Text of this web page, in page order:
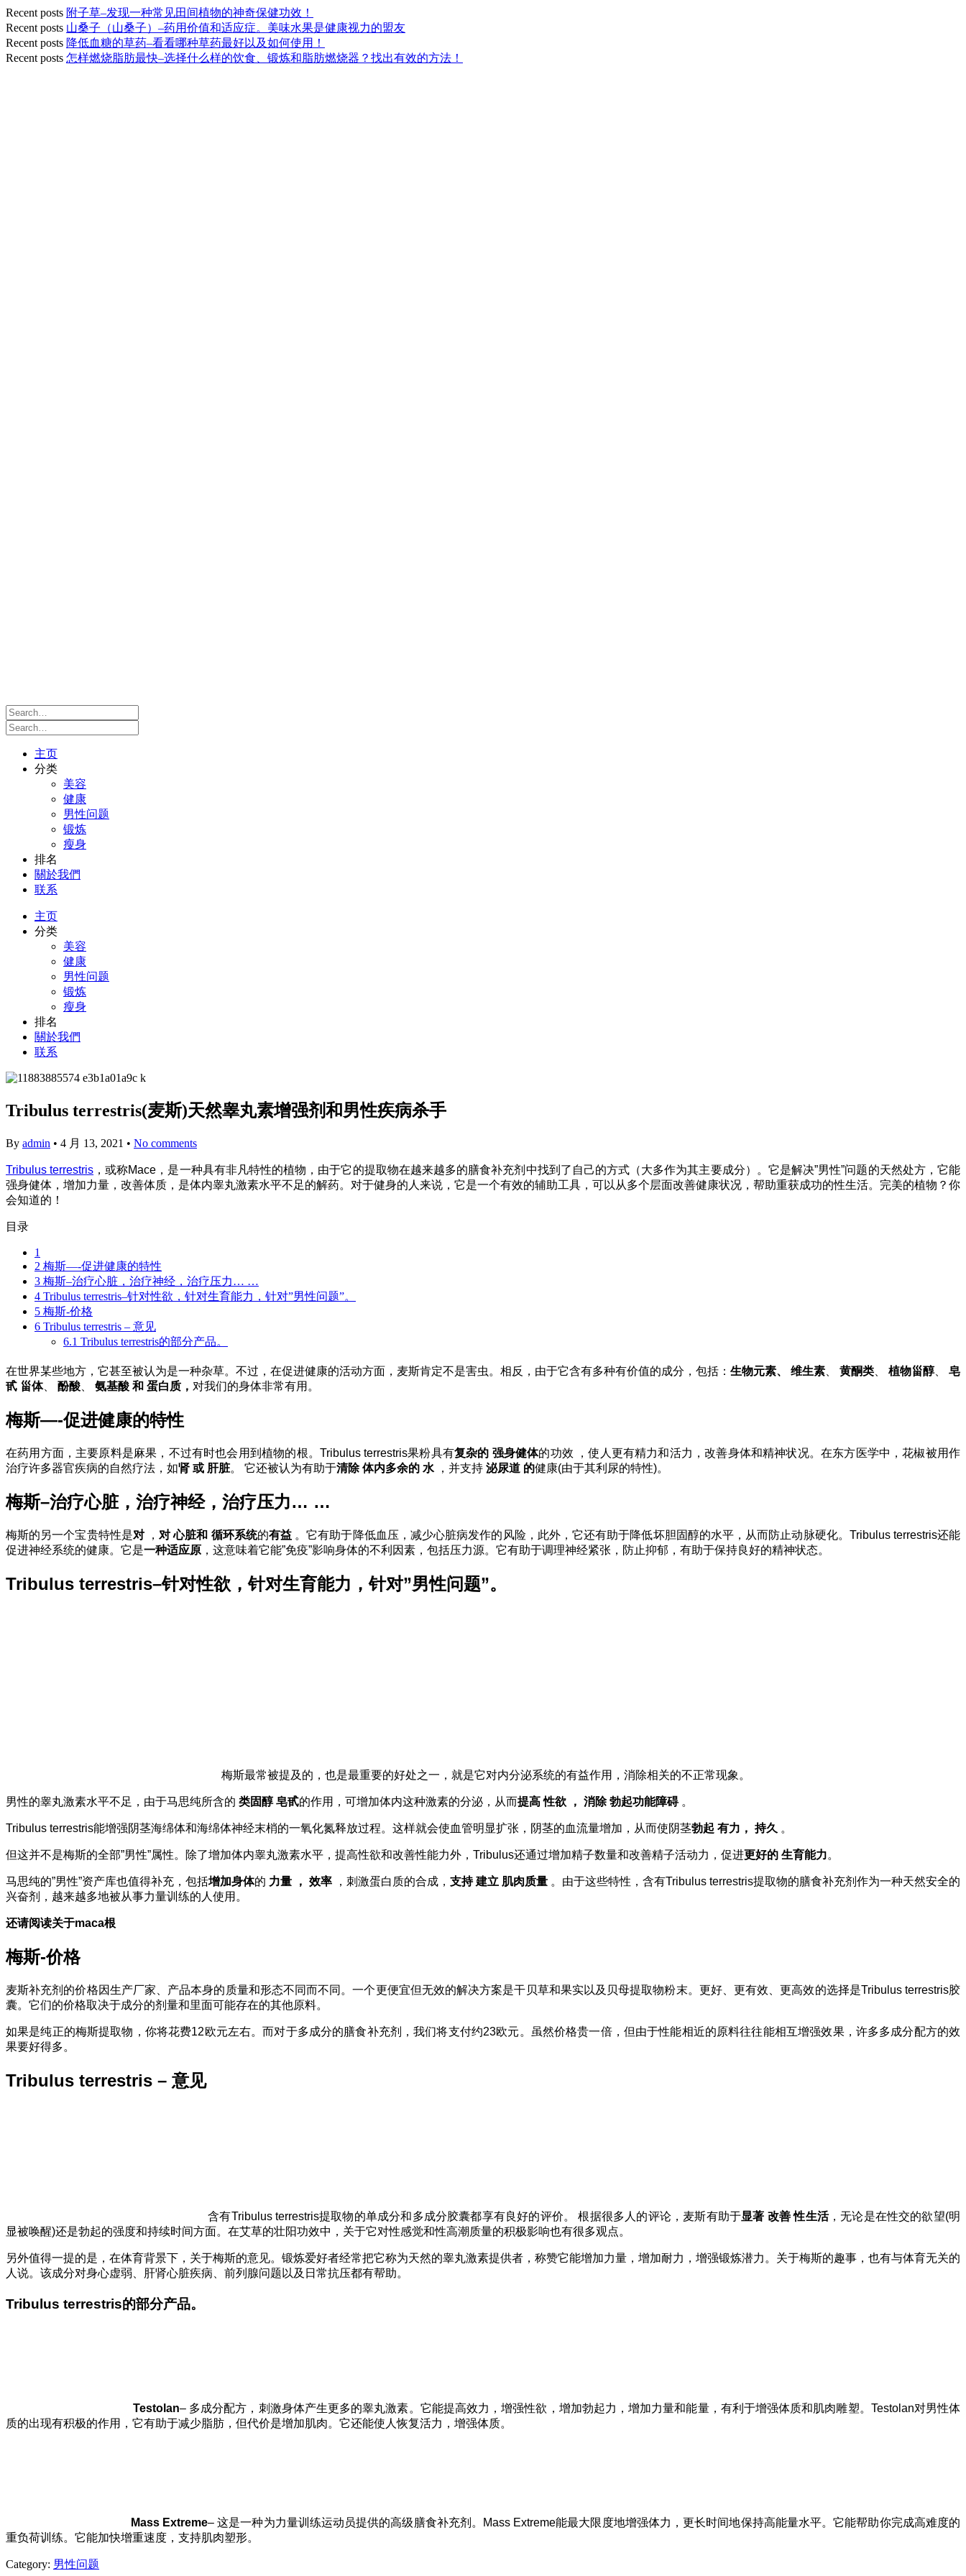
Recent posts 附子草–发现一种常见田间植物的神奇保健功效！
Recent posts 山桑子（山桑子）–药用价值和适应症。美味水果是健康视力的盟友
Recent posts 降低血糖的草药–看看哪种草药最好以及如何使用！
Recent posts 怎样燃烧脂肪最快–选择什么样的饮食、锻炼和脂肪燃烧器？找出有效的方法！
主页
分类
美容
健康
男性问题
锻炼
瘦身
排名
關於我們
联系
主页
分类
美容
健康
男性问题
锻炼
瘦身
排名
關於我們
联系
Tribulus terrestris(麦斯)天然睾丸素增强剂和男性疾病杀手
By admin • 4 月 13, 2021 • No comments
Tribulus terrestris ，或称Mace，是一种具有非凡特性的植物，由于它的提取物在越来越多的膳食补充剂中找到了自己的方式（大多作为其主要成分）。它是解决”男性”问题的天然处方，它能
强身健体，增加力量，改善体质，是体内睾丸激素水平不足的解药。对于健身的人来说，它是一个有效的辅助工具，可以从多个层面改善健康状况，帮助重获成功的性生活。完美的植物？你
会知道的！
目录
1
2 梅斯—-促进健康的特性
3 梅斯–治疗心脏，治疗神经，治疗压力… …
4 Tribulus terrestris–针对性欲，针对生育能力，针对”男性问题”。
5 梅斯-价格
6 Tribulus terrestris – 意见
6.1 Tribulus terrestris的部分产品。
在世界某些地方，它甚至被认为是一种杂草。不过，在促进健康的活动方面，麦斯肯定不是害虫。相反，由于它含有多种有价值的成分，包括： 生物元素、 维生素 黄酮类 植物甾醇、
皂
甙 甾体、 酚酸 氨基酸 和 蛋白质， 对我们的身体非常有用。
梅斯—-促进健康的特性
在药用方面，主要原料是麻果，不过有时也会用到植物的根。Tribulus terrestris果粉具有复杂的 强身健体的功效
，使人更有精力和活力，改善身体和精神状况。在东方医学中，花椒被用作
治疗许多器官疾病的自然疗法，如肾 或 肝脏。 它还被认为有助于清除 体内多余的 水 ，并支持 泌尿道 的健康(由于其利尿的特性)。
梅斯–治疗心脏，治疗神经，治疗压力… …
梅斯的另一个宝贵特性是对 ， 对 心脏和 循环系统的有益 。它有助于降低血压，减少心脏病发作的风险，此外，它还有助于降低坏胆固醇的水平，从而防止动脉硬化。Tribulus terrestris还能
促进神经系统的健康。它是一种适应原 ，这意味着它能”免疫”影响身体的不利因素，包括压力源。它有助于调理神经紧张，防止抑郁，有助于保持良好的精神状态。
Tribulus terrestris–针对性欲，针对生育能力，针对”男性问题”。
梅斯最常被提及的，也是最重要的好处之一，就是它对内分泌系统的有益作用，消除相关的不正常现象。
男性的睾丸激素水平不足，由于马思纯所含的 类固醇 皂甙的作用，可增加体内这种激素的分泌，从而提高 性欲 ， 消除 勃起功能障碍 。
Tribulus terrestris能增强阴茎海绵体和海绵体神经末梢的一氧化氮释放过程。这样就会使血管明显扩张，阴茎的血流量增加，从而使阴茎勃起 有力， 持久 。
但这并不是梅斯的全部”男性”属性。除了增加体内睾丸激素水平，提高性欲和改善性能力外，Tribulus还通过增加精子数量和改善精子活动力，促进更好的 生育能力。
马思纯的”男性”资产库也值得补充，包括增加身体的 力量 ， 效率 ，刺激蛋白质的合成， 支持 建立 肌肉质量 。由于这些特性，含有Tribulus terrestris提取物的膳食补充剂作为一种天然安全的
兴奋剂，越来越多地被从事力量训练的人使用。
还请阅读关于maca根
梅斯-价格
麦斯补充剂的价格因生产厂家、产品本身的质量和形态不同而不同。一个更便宜但无效的解决方案是干贝草和果实以及贝母提取物粉末。更好、更有效、更高效的选择是Tribulus terrestris胶
囊。它们的价格取决于成分的剂量和里面可能存在的其他原料。
如果是纯正的梅斯提取物，你将花费12欧元左右。而对于多成分的膳食补充剂，我们将支付约23欧元。虽然价格贵一倍，但由于性能相近的原料往往能相互增强效果，许多多成分配方的效
果要好得多。
Tribulus terrestris – 意见
含有Tribulus terrestris提取物的单成分和多成分胶囊都享有良好的评价。 根据很多人的评论，麦斯有助于显著 改善 性生活，无论是在性交的欲望(明
显被唤醒)还是勃起的强度和持续时间方面。在艾草的壮阳功效中，关于它对性感觉和性高潮质量的积极影响也有很多观点。
另外值得一提的是，在体育背景下，关于梅斯的意见。锻炼爱好者经常把它称为天然的睾丸激素提供者，称赞它能增加力量，增加耐力，增强锻炼潜力。关于梅斯的趣事，也有与体育无关的
人说。该成分对身心虚弱、肝肾心脏疾病、前列腺问题以及日常抗压都有帮助。
Tribulus terrestris的部分产品。
Testolan– 多成分配方，刺激身体产生更多的睾丸激素。它能提高效力，增强性欲，增加勃起力，增加力量和能量，有利于增强体质和肌肉雕塑。Testolan对男性体
质的出现有积极的作用，它有助于减少脂肪，但代价是增加肌肉。它还能使人恢复活力，增强体质。
Mass Extreme– 这是一种为力量训练运动员提供的高级膳食补充剂。Mass Extreme能最大限度地增强体力，更长时间地保持高能量水平。它能帮助你完成高难度的
重负荷训练。它能加快增重速度，支持肌肉塑形。
Category: 男性问题